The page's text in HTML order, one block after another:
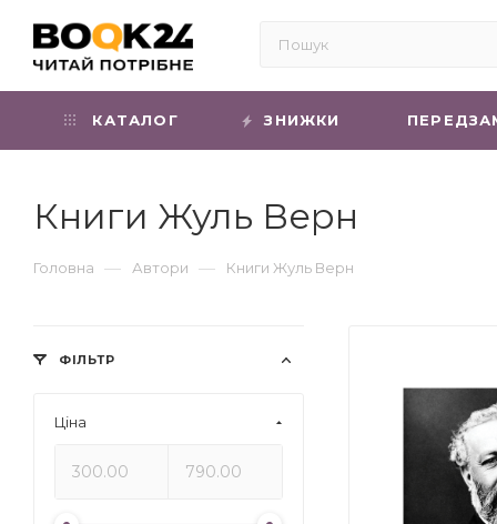
КАТАЛОГ ЗНИЖКИ
Книги Жуль Верн
Головна — Автори — Книги Жуль Верн
ФІЛЬТР
Ціна